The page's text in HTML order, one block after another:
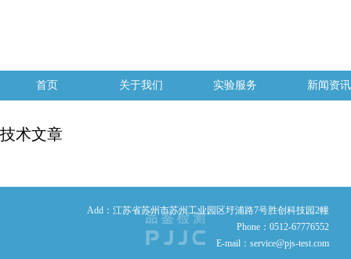
首页 关于我们 实验服务 新闻资讯
技术文章
Add：江苏省苏州市苏州工业园区圩浦路7号胜创科技园2幢
Phone：0512-67776552
E-mail：service@pjs-test.com